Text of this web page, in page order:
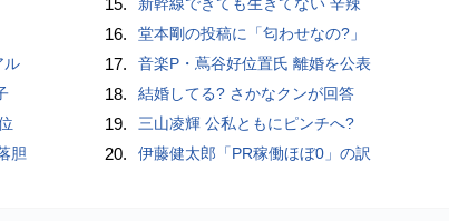
ル
胆
16. 堂本剛の投稿に「匂わせなの?」
17. 音楽P・蔦谷好位置氏 離婚を公表
18. 結婚してる? さかなクンが回答
19. 三山凌輝 公私ともにピンチへ?
20. 伊藤健太郎「PR稼働ほぼ0」の訳